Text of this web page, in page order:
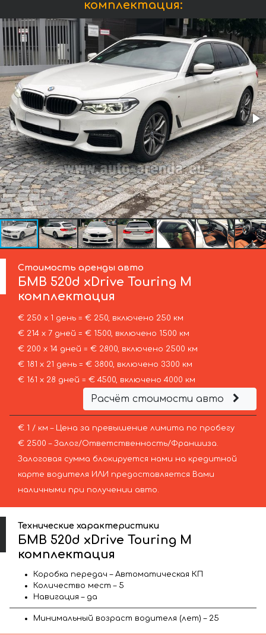
комплектация:
Стоимость аренды авто
БМВ 520d xDrive Touring M
комплектация
€ 250 х 1 день = € 250, включено 250 км
€ 214 х 7 дней = € 1500, включено 1500 км
€ 200 х 14 дней = € 2800, включено 2500 км
€ 181 х 21 день = € 3800, включено 3300 км
€ 161 х 28 дней = € 4500, включено 4000 км
Расчёт стоимости авто
€ 1 / км – Цена за превышение лимита по пробегу
€ 2500 – Залог/Ответственность/Франшиза.
Залоговая сумма блокируется нами на кредитной
карте водителя ИЛИ предоставляется Вами
наличными при получении авто.
Технические характеристики
БМВ 520d xDrive Touring M
комплектация
Коробка передач – Автоматическая КП
Количество мест – 5
Навигация – да
Минимальный возраст водителя (лет) – 25